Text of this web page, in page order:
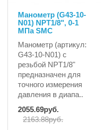
Манометр (G43-10-
N01) NPT1/8", 0-1
MПа SMC
Манометр (артикул:
G43-10-N01) с
резьбой NPT1/8"
предназначен для
точного измерения
давления в диапа..
2055.69руб.
2163.88руб.